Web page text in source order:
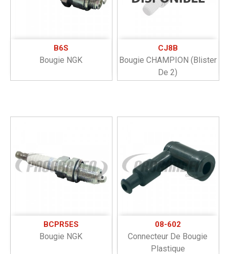
B6S
Bougie NGK
CJ8B
Bougie CHAMPION (blister
De 2)
BCPR5ES
Bougie NGK
08-602
Connecteur De Bougie
Plastique